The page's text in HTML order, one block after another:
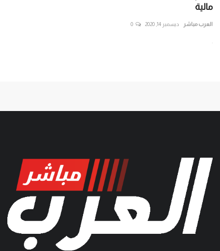
مالية
العرب مباشر ديسمبر 14, 2020 0